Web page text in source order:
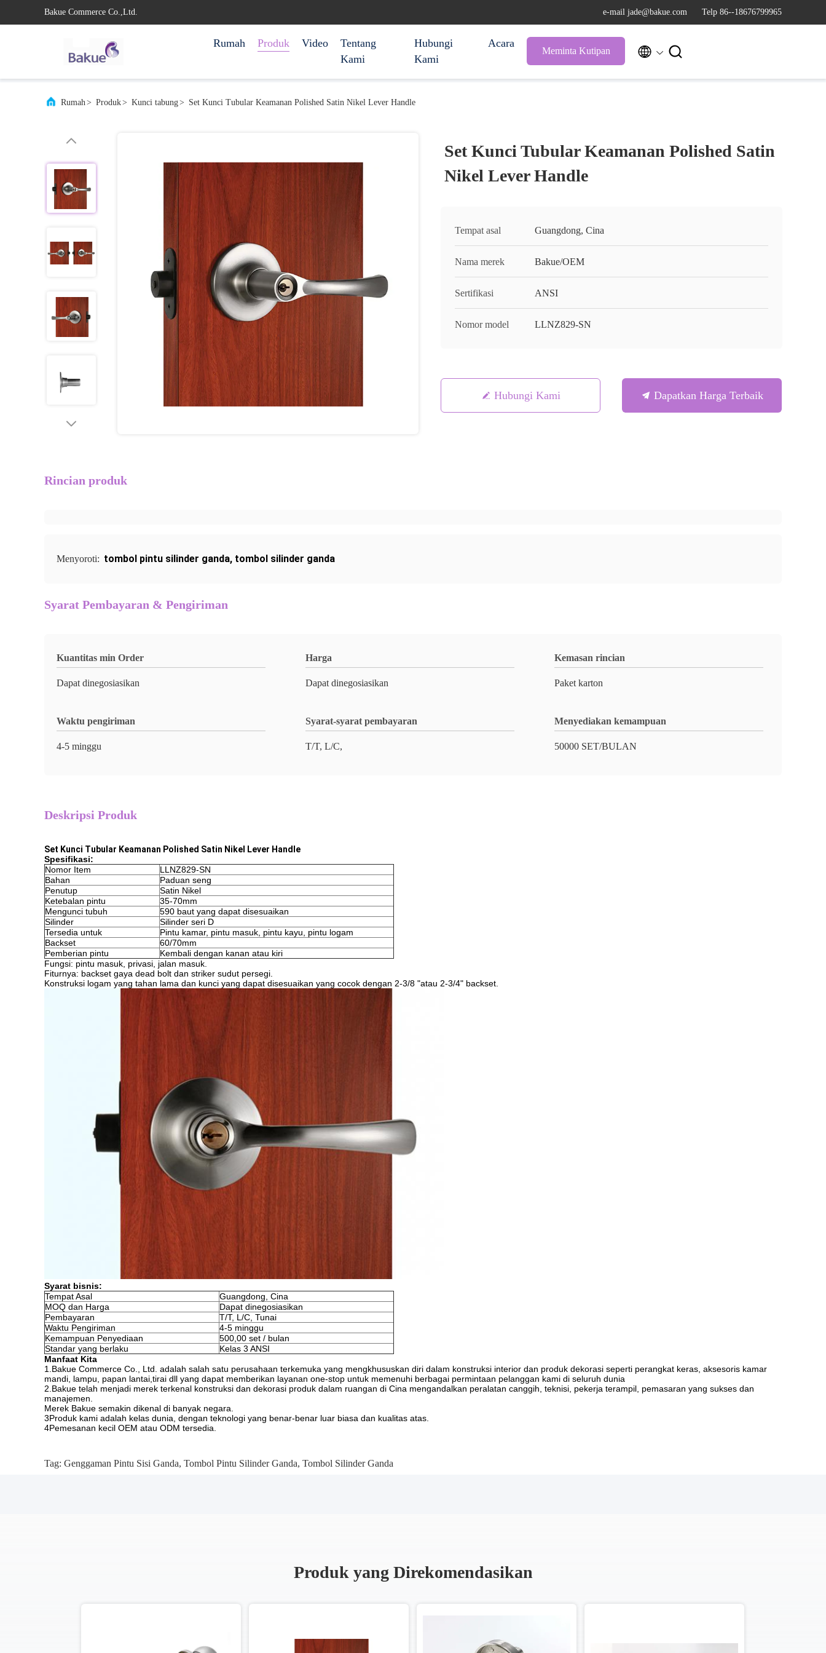
Bakue Commerce Co.,Ltd. e-mail jade@bakue.com Telp 86--18676799965
Rumah Produk Video
Tentang
Kami
Hubungi
Kami
Acara
Meminta Kutipan  
Rumah> Produk> Kunci tabung> Set Kunci Tubular Keamanan Polished Satin Nikel Lever Handle
Set Kunci Tubular Keamanan Polished Satin
Nikel Lever Handle
Tempat asal Guangdong, Cina
Nama merek Bakue/OEM
Sertifikasi ANSI
Nomor model LLNZ829-SN
Hubungi Kami Dapatkan Harga Terbaik
Rincian produk
Menyoroti: tombol pintu silinder ganda, tombol silinder ganda
Syarat Pembayaran & Pengiriman
Kuantitas min Order
Dapat dinegosiasikan
Harga
Dapat dinegosiasikan
Kemasan rincian
Paket karton
Waktu pengiriman
4-5 minggu
Syarat-syarat pembayaran
T/T, L/C,
Menyediakan kemampuan
50000 SET/BULAN
Deskripsi Produk
Set Kunci Tubular Keamanan Polished Satin Nikel Lever Handle
Spesifikasi:
Nomor Item
LLNZ829-SN
Bahan
Paduan seng
Penutup
Satin Nikel
Ketebalan pintu
35-70mm
Mengunci tubuh
590 baut yang dapat disesuaikan
Silinder
Silinder seri D
Tersedia untuk
Pintu kamar, pintu masuk, pintu kayu, pintu logam
Backset
60/70mm
Pemberian pintu
Kembali dengan kanan atau kiri
Fungsi: pintu masuk, privasi, jalan masuk.
Fiturnya: backset gaya dead bolt dan striker sudut persegi.
Konstruksi logam yang tahan lama dan kunci yang dapat disesuaikan yang cocok dengan 2-3/8 "atau 2-3/4" backset.
Syarat bisnis:
Tempat Asal
Guangdong, Cina
MOQ dan Harga
Dapat dinegosiasikan
Pembayaran
T/T, L/C, Tunai
Waktu Pengiriman
4-5 minggu
Kemampuan Penyediaan
500,00 set / bulan
Standar yang berlaku
Kelas 3 ANSI
Manfaat Kita
1.Bakue Commerce Co., Ltd. adalah salah satu perusahaan terkemuka yang mengkhususkan diri dalam konstruksi interior dan produk dekorasi seperti perangkat keras, aksesoris kamar
mandi, lampu, papan lantai,tirai dll yang dapat memberikan layanan one-stop untuk memenuhi berbagai permintaan pelanggan kami di seluruh dunia
2.Bakue telah menjadi merek terkenal konstruksi dan dekorasi produk dalam ruangan di Cina mengandalkan peralatan canggih, teknisi, pekerja terampil, pemasaran yang sukses dan
manajemen.
Merek Bakue semakin dikenal di banyak negara.
3Produk kami adalah kelas dunia, dengan teknologi yang benar-benar luar biasa dan kualitas atas.
4Pemesanan kecil OEM atau ODM tersedia.
Tag: Genggaman Pintu Sisi Ganda, Tombol Pintu Silinder Ganda, Tombol Silinder Ganda
Produk yang Direkomendasikan